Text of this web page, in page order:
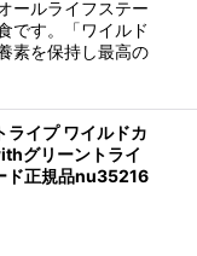
ールライフステー
です。「ワイルド
素を保持し最高の
イプ ワイルドカ
グリーントライ
ド正規品nu35216